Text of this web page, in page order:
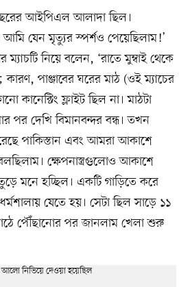
আইপিএল আলাদা ছিল।
যেন মৃত্যুর স্পর্শও পেয়েছিলাম!’
নিয়ে বলেন, ‘রাতে মুম্বাই থেকে
কারণ, পাঞ্জাবের ঘরের মাঠ (ওই ম্যাচের
কানেক্টিং ফ্লাইট ছিল না। মাঠটা
পর দেখি বিমানবন্দর বন্ধ। তখন
পাকিস্তান এবং আমরা আকাশে
ক্ষেপনাস্ত্রগুলোও আকাশে
মনে হচ্ছিল। একটি গাড়িতে করে
যেতে হয়। সেটা ছিল সাড়ে ১১
মাঠে পৌঁছানোর পর জানলাম খেলা শুরু